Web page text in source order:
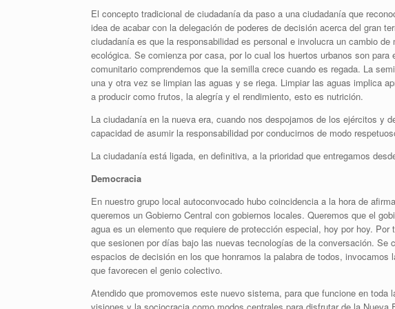
El concepto tradicional de ciudadanía da paso a una ciudadanía que
idea de acabar con la delegación de poderes de decisión acerca del gran
ciudadanía es que la responsabilidad es personal e involucra un cambio
ecológica. Se comienza por casa, por lo cual los huertos urbanos son
comunitario comprendemos que la semilla crece cuando es regada. La
una y otra vez se limpian las aguas y se riega. Limpiar las aguas implica
a producir como frutos, la alegría y el rendimiento, esto es nutrición.
La ciudadanía en la nueva era, cuando nos despojamos de los ejércitos y
capacidad de asumir la responsabilidad por conducirnos de modo
La ciudadanía está ligada, en definitiva, a la prioridad que entregamos
Democracia
En nuestro grupo local autoconvocado hubo coincidencia a la hora de
queremos un Gobierno Central con gobiernos locales. Queremos que el
agua es un elemento que requiere de protección especial, hoy por hoy.
que sesionen por días bajo las nuevas tecnologías de la conversación.
espacios de decisión en los que honramos la palabra de todos,
que favorecen el genio colectivo.
Atendido que promovemos este nuevo sistema, para que funcione en